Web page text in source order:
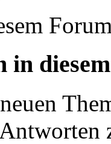
in
neuen
Antworten